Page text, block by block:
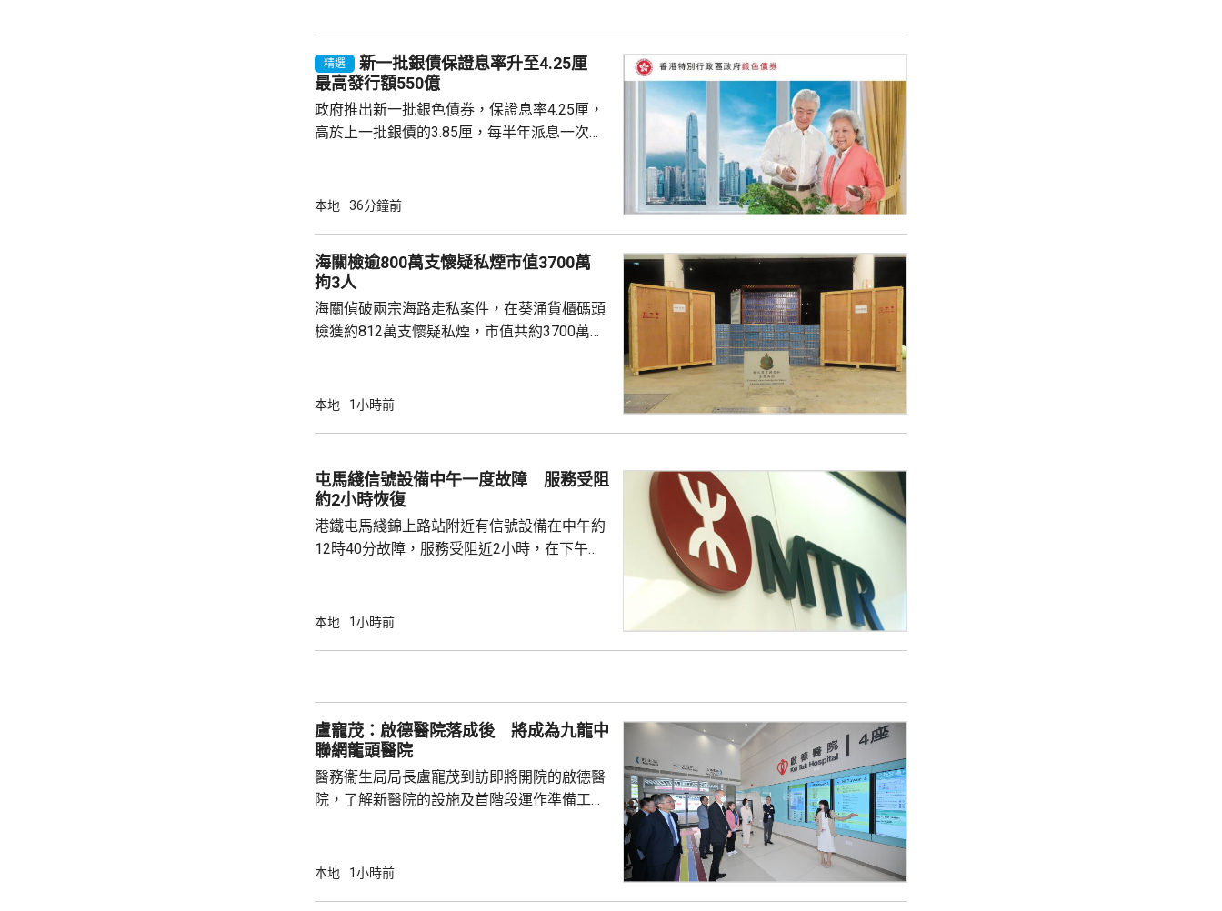
精選
新一批銀債保證息率升至4.25厘
最高發行額550億
政府推出新一批銀色債券，保證息率4.25厘，
高於上一批銀債的3.85厘，每半年派息一次。
100手債券，本月21日至9月4日接受認購。政
務工程發展 財政司司長陳茂波表示，特區政府
今年繼續發行銀色債券，為長者提供一個安
全、穩定、低風...
本地 36分鐘前
海關檢逾800萬支懷疑私煙市值3700萬
拘3人
海關偵破兩宗海路走私案件，在葵涌貨櫃碼頭
檢獲約812萬支懷疑私煙，市值共約3700萬
生艇和救援艇的40呎貨櫃，發現約534萬支懷
翌日再截查一個由南韓仁川抵港、報稱載有牙
膏及護膚品等的40呎貨櫃，發現約278萬支懷
本地 1小時前
屯馬綫信號設備中午一度故障 服務受阻
約2小時恢復
港鐵屯馬綫錦上路站附近有信號設備在中午約
12時40分故障，服務受阻近2小時，在下午約
列車要慢駛，期間來往紅磡至屯門站行車一度
本地 1小時前
盧寵茂：啟德醫院落成後 將成為九龍中
聯網龍頭醫院
醫務衞生局局長盧寵茂到訪即將開院的啟德醫
院，了解新醫院的設施及首階段運作準備工
蓋油尖旺、九龍城、黃大仙及觀塘，覆蓋超過
本地 1小時前